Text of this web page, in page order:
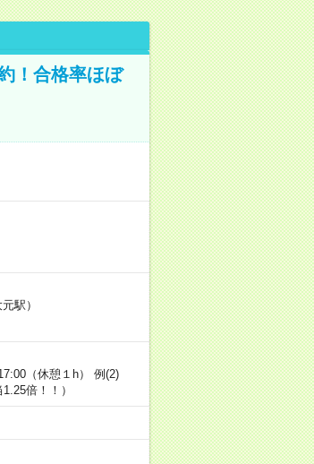
！合格率ほぼ
駅）
（休憩１h） 例(2)
倍！！）